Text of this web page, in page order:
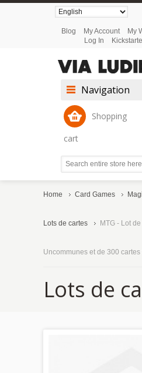
Blog My Account My
Log In
Navigation
Shopping
cart
Home Card Games
Lots de cartes MTG - Lot
Uncommunes et de 300
Lots de